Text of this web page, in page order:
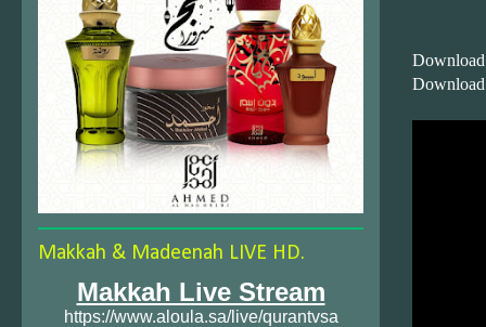
Makkah & Madeenah LIVE HD.
Makkah Live Stream
https://www.aloula.sa/live/qurantvsa